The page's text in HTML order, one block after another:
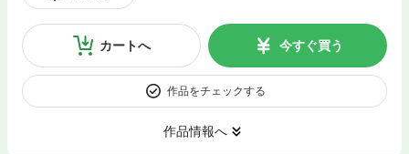
カートへ 今すぐ買う
作品をチェックする
作品情報へ